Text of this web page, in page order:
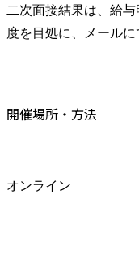
二次面接結果は、給
度を目処に、メールに
開催場所・方法
オンライン